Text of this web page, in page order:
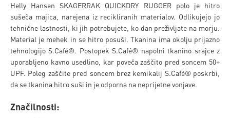
Helly Hansen SKAGERRAK QUICKDRY RUGGER polo je hitro
sušeča majica, narejena iz recikliranih materialov. Odlikujejo jo
tehnične lastnosti, ki jih potrebujete, ko dan preživljate na morju.
Material je mehek in se hitro posuši. Tkanina ima okolju prijazno
tehnologijo S.Café®. Postopek S.Café® napolni tkanino srajce z
uporabljeno kavno usedlino, kar poveča zaščito pred soncem 50+
UPF. Poleg zaščite pred soncem brez kemikalij S.Café® poskrbi,
da se tkanina hitro suši in je odporna na neprijetne vonjave.
Značilnosti: